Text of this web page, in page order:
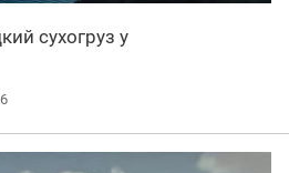
сухогруз у